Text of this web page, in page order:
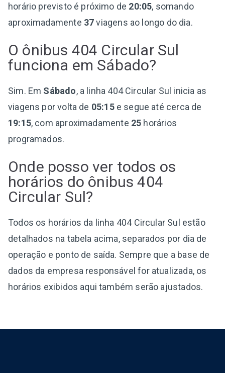
horário previsto é próximo de 20:05, somando
aproximadamente 37viagens ao longo do dia.
O ônibus 404 Circular Sul
funciona em Sábado?
Sim. Em Sábado, a linha 404 Circular Sul inicia as
viagens por volta de 05:15e segue até cerca de
19:15, com aproximadamente 25 horários
programados.
Onde posso ver todos os
horários do ônibus 404
Circular Sul?
Todos os horários da linha 404 Circular Sul estão
detalhados na tabela acima, separados por dia de
operação e ponto de saída. Sempre que a base de
dados da empresa responsável for atualizada, os
horários exibidos aqui também serão ajustados.